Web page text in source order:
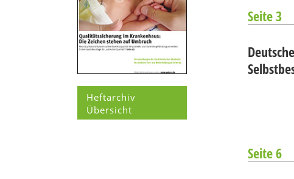
Heftarchiv
Übersicht
Seite 3
Seite 6